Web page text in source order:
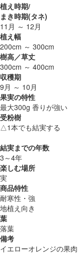
植え時期/
まき時期(タネ)
11月 ～ 12月
植え幅
200cm ～ 300cm
樹高／草丈
300cm ～ 400cm
収穫期
9月 ～ 10月
果実の特性
最大300g 香りが強い
受粉樹
△1本でも結実する
結実までの年数
3～4年
楽しむ場所
実
商品特性
耐寒性・強
地植え向き
葉
落葉
備考
イエローオレンジの果肉